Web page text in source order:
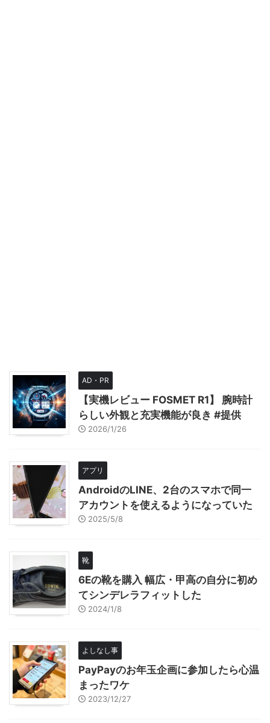
AD・PR
【実機レビュー FOSMET R1】 腕時計
らしい外観と充実機能が良き #提供
2026/1/26
アプリ
AndroidのLINE、2台のスマホで同一
アカウントを使えるようになっていた
2025/5/8
靴
6Eの靴を購入 幅広・甲高の自分に初め
てシンデレラフィットした
2024/1/8
よしなし事
PayPayのお年玉企画に参加したら心温
まったワケ
2023/12/27